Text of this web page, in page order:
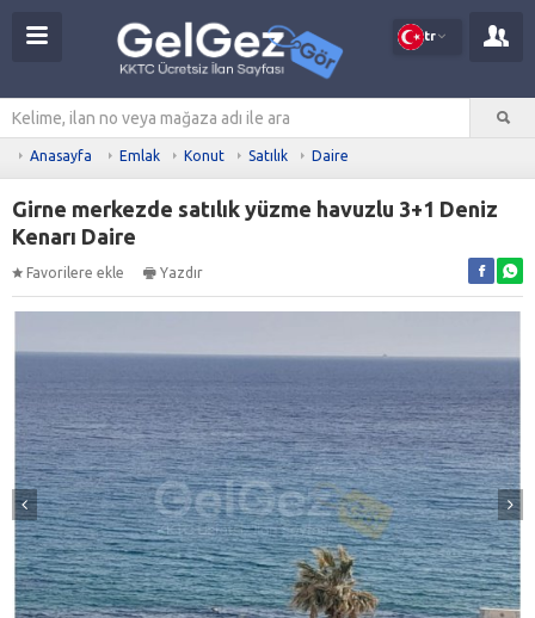
tr
Anasayfa Emlak Konut Satılık Daire
Girne merkezde satılık yüzme havuzlu 3+1 Deniz
Kenarı Daire
Favorilere ekle Yazdır